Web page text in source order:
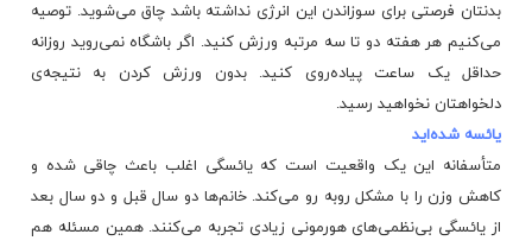
بدنتان فرصتی برای سوزاندن این انرژی نداشته باشد چاق می‌شوید. توصیه
می‌کنیم هر هفته دو تا سه مرتبه ورزش کنید. اگر باشگاه نمی‌روید روزانه
حداقل یک ساعت پیاده‌روی کنید. بدون ورزش کردن به نتیجه‌ی
دلخواهتان نخواهید رسید.
یائسه شده‌اید
متأسفانه این یک واقعیت است که یائسگی اغلب باعث چاقی شده و
کاهش وزن را با مشکل روبه رو می‌کند. خانم‌ها دو سال قبل و دو سال بعد
از یائسگی بی‌نظمی‌های هورمونی زیادی تجربه می‌کنند. همین مسئله هم